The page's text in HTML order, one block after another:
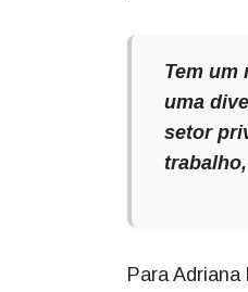
Tem um
uma
setor
Para